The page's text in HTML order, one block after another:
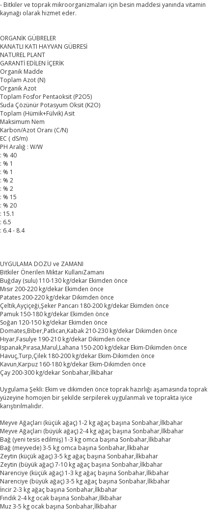
- Bitkiler ve toprak mikroorganizmaları için besin maddesi yanında vitamin
kaynağı olarak hizmet eder.
ORGANİK GÜBRELER
KANATLI KATI HAYVAN GÜBRESİ
NATUREL PLANT
GARANTİ EDİLEN İÇERİK
Organik Madde
Toplam Azot (N)
Organik Azot
Toplam Fosfor Pentaoksit (P2O5)
Suda Çözünür Potasyum Oksit (K2O)
Toplam (Hümik+Fülvik) Asit
Maksimum Nem
Karbon/Azot Oranı (C/N)
EC ( dS/m)
PH Aralığ : W/W
: % 40
: % 1
: % 1
: % 2
: % 2
: % 15
: % 20
: 15.1
: 6.5
: 6.4 - 8.4
UYGULAMA DOZU ve ZAMANI
Bitkiler Önerilen Miktar KullanıZamanı
Buğday (sulu) 110-130 kg/dekar Ekimden önce
Mısır 200-220 kg/dekar Ekimden önce
Patates 200-220 kg/dekar Dikimden önce
Çeltik,Ayçiçeği,Şeker Pancarı 180-200 kg/dekar Ekimden önce
Pamuk 150-180 kg/dekar Ekimden önce
Soğan 120-150 kg/dekar Ekimden önce
Domates,Biber,Patlıcan,Kabak 210-230 kg/dekar Dikimden önce
Hıyar,Fasulye 190-210 kg/dekar Dikimden önce
Ispanak,Pırasa,Marul,Lahana 150-200 kg/dekar Ekim-Dikimden önce
Havuç,Turp,Çilek 180-200 kg/dekar Ekim-Dikimden önce
Kavun,Karpuz 160-180 kg/dekar Ekim-Dikimden önce
Çay 200-300 kg/dekar Sonbahar,İlkbahar
Uygulama Şekli: Ekim ve dikimden önce toprak hazırlığı aşamasında toprak
yüzeyine homojen bir şekilde serpilerek uygulanmalı ve toprakta iyice
karıştırılmalıdır.
Meyve Ağaçları (küçük ağaç) 1-2 kg ağaç başına Sonbahar,İlkbahar
Meyve Ağaçları (büyük ağaç) 2-4 kg ağaç başına Sonbahar,İlkbahar
Bağ (yeni tesis edilmiş) 1-3 kg omca başına Sonbahar,İlkbahar
Bağ (meyvede) 3-5 kg omca başına Sonbahar,İlkbahar
Zeytin (küçük ağaç) 3-5 kg ağaç başına Sonbahar,İlkbahar
Zeytin (büyük ağaç) 7-10 kg ağaç başına Sonbahar,İlkbahar
Narenciye (küçük ağaç) 1-3 kg ağaç başına Sonbahar,İlkbahar
Narenciye (büyük ağaç) 3-5 kg ağaç başına Sonbahar,İlkbahar
İncir 2-3 kg ağaç başına Sonbahar,İlkbahar
Fındık 2-4 kg ocak başına Sonbahar,İlkbahar
Muz 3-5 kg ocak başına Sonbahar,İlkbahar